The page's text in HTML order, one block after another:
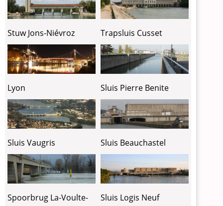
Stuw Jons-Niévroz Trapsluis Cusset
Lyon Sluis Pierre Benite
Sluis Vaugris Sluis Beauchastel
Spoorbrug La-Voulte-
Sluis Logis Neuf